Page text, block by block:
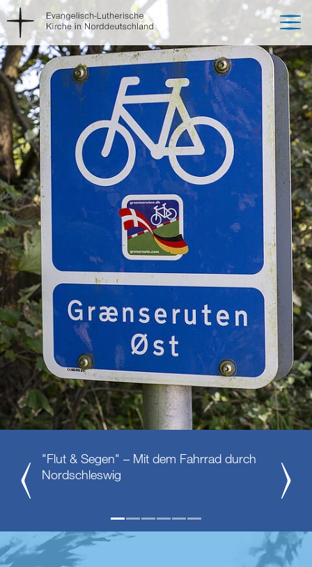
Zurück
"Flut & Segen" – Mit dem Fahrrad durch
Nordschleswig
Weiter